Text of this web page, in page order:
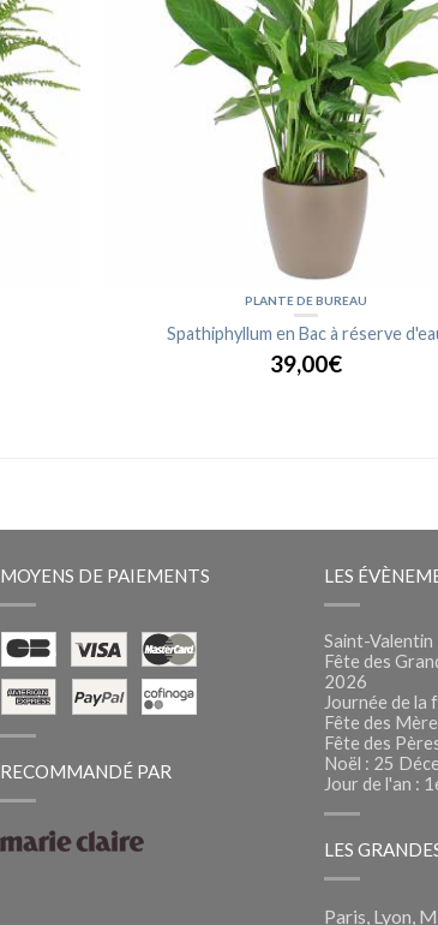
PLANTE DE BUREAU
Spathiphyllum en Bac à réserve
39,00€
MOYENS DE PAIEMENTS
RECOMMANDÉ PAR
LES
Saint-
Fête des
2026
Journée de la
Fête des
Fête des
Noël : 25
Jour de l'an :
LES
Paris, Lyon,